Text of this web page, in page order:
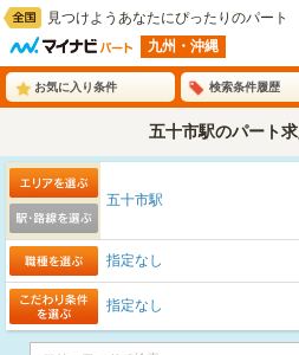
見つけようあなたにぴったりのパート
九州・沖縄
お気に入り条件 検索条件履歴
五十市駅のパート
五十市駅
指定なし
指定なし